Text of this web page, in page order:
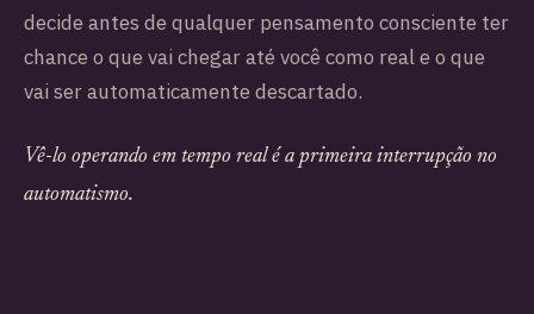
decide antes de qualquer pensamento consciente ter
chance o que vai chegar até você como real e o que
vai ser automaticamente descartado.
Vê-lo operando em tempo real é a primeira interrupção no
automatismo.